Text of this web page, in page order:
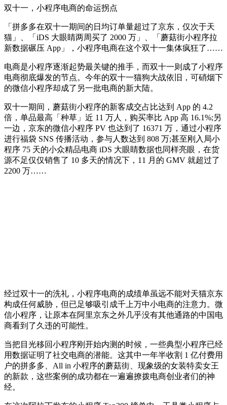
双十一，小程序电商的命运拐点
「拼多多在双十一期间的日均订单量超过了京东，仅次于天
猫」、「iDS 大眼睛两周买了 2000 万」、「蘑菇街小程序拉
新数据碾压 App」，小程序电商在这个双十一集体疯狂了……
电商是小程序逐渐起势最关键的推手，而双十一则成了小程序
电商彻底爆发的节点。今年的双十一猫狗大战依旧，可硝烟下
的微信小程序却成了另一批电商的新大陆。
双十一期间，蘑菇街小程序的新客成交占比达到 App 的 4.2
倍，单品最高「种草」近 11 万人，购买率比 App 高 16.1%;另
一边，京东的微信小程序 PV 也达到了 16371 万，通过小程序
进行福袋 SNS 传播活动，参与人数达到 808 万;甚至刚入局小
程序 75 天的小众精品电商 iDS 大眼睛数据也同样亮眼，在货
源不足仅仅销售了 10 多天的情况下，11 月的 GMV 就超过了
2200 万……
经过双十一的洗礼，小程序电商的成绩单虽远不能对天猫京东
构成任何威胁，但已足够吸引成千上万中小电商的注意力。微
信小程序，让原本在阿里京东之外几乎没有其他通路的中国电
商看到了久违的可能性。
当把目光移回小程序刚开始内测的时候，一些典型小程序已经
用数据证明了社交电商的潜能。这其中一年半收割 1 亿付费用
户的拼多多、All in 小程序的蘑菇街、现象级的女装特卖女王
的新款，这些案例的成功都在一遍遍撩拨电商创业者们的神
经。